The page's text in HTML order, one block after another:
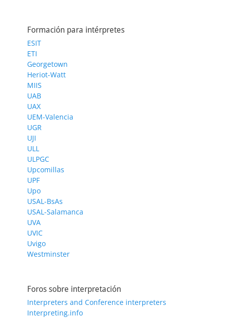
Formación para intérpretes
ESIT
ETI
Georgetown
Heriot-Watt
MIIS
UAB
UAX
UEM-Valencia
UGR
UJI
ULL
ULPGC
Upcomillas
UPF
Upo
USAL-BsAs
USAL-Salamanca
UVA
UVIC
Uvigo
Westminster
Foros sobre interpretación
Interpreters and Conference interpreters
Interpreting.info